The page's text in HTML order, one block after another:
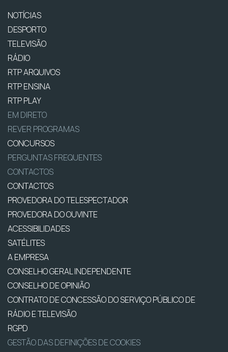
NOTÍCIAS
DESPORTO
TELEVISÃO
RÁDIO
RTP ARQUIVOS
RTP ENSINA
RTP PLAY
EM DIRETO
REVER PROGRAMAS
CONCURSOS
PERGUNTAS FREQUENTES
CONTACTOS
CONTACTOS
PROVEDORA DO TELESPECTADOR
PROVEDORA DO OUVINTE
ACESSIBILIDADES
SATÉLITES
A EMPRESA
CONSELHO GERAL INDEPENDENTE
CONSELHO DE OPINIÃO
CONTRATO DE CONCESSÃO DO SERVIÇO PÚBLICO DE
RÁDIO E TELEVISÃO
RGPD
GESTÃO DAS DEFINIÇÕES DE COOKIES